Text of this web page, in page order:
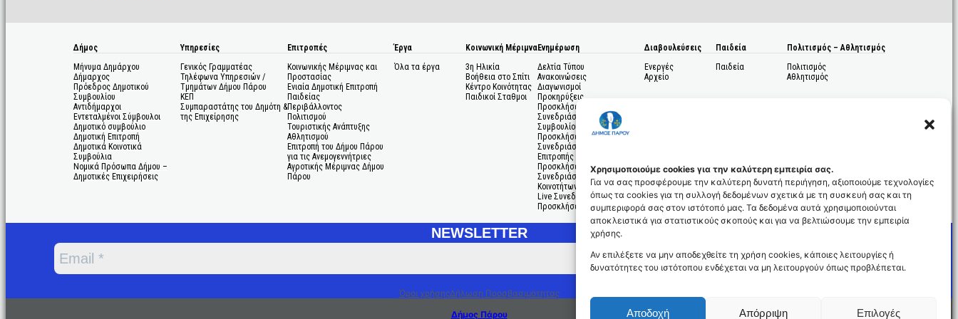
Χρησιμοποιούμε cookies για την καλύτερη εμπειρία σας.
Για να σας προσφέρουμε την καλύτερη δυνατή περιήγηση, αξιοποιούμε τεχνολογίες
όπως τα cookies για τη συλλογή δεδομένων σχετικά με τη συσκευή σας και τη
συμπεριφορά σας στον ιστότοπό μας. Τα δεδομένα αυτά χρησιμοποιούνται
αποκλειστικά για στατιστικούς σκοπούς και για να βελτιώσουμε την εμπειρία
χρήσης.
Αν επιλέξετε να μην αποδεχθείτε τη χρήση cookies, κάποιες λειτουργίες ή
δυνατότητες του ιστότοπου ενδέχεται να μη λειτουργούν όπως προβλέπεται.
Αποδοχή Απόρριψη Επιλογές
Δήμος
Μήνυμα Δημάρχου
Δήμαρχος
Πρόεδρος Δημοτικού
Συμβουλίου
Αντιδήμαρχοι
Εντεταλμένοι Σύμβουλοι
Δημοτικό συμβούλιο
Δημοτική Επιτροπή
Δημοτικά Κοινοτικά
Συμβούλια
Νομικά Πρόσωπα Δήμου –
Δημοτικές Επιχειρήσεις
Υπηρεσίες
Γενικός Γραμματέας
Τηλέφωνα Υπηρεσιών /
Τμημάτων Δήμου Πάρου
ΚΕΠ
Συμπαραστάτης του Δημότη &
της Επιχείρησης
Επιτροπές
Κοινωνικής Μέριμνας και
Προστασίας
Ενιαία Δημοτική Επιτροπή
Παιδείας
Περιβάλλοντος
Πολιτισμού
Τουριστικής Ανάπτυξης
Αθλητισμού
Επιτροπή του Δήμου Πάρου
για τις Ανεμογεννήτριες
Αγροτικής Μέριμνας Δήμου
Πάρου
Έργα
Όλα τα έργα
Κοινωνική Μέριμνα
3η Ηλικία
Βοήθεια στο Σπίτι
Κέντρο Κοινότητας
Παιδικοί Σταθμοι
Ενημέρωση
Δελτία Τύπου
Ανακοινώσεις
Διαγωνισμοί
Προκηρύξεις
Προσκλήσεις σε
Συνεδριάσεις Δημοτικού
Συμβουλίου
Προσκλήσεις σε
Συνεδριάσεις Δημοτικής
Επιτροπής
Προσκλήσεις σε
Συνεδριάσεις Δημοτικών
Κοινοτήτων
Live Συνεδριάσεις
Προσκλήσεις Ενδιαφέροντος
Διαβουλεύσεις
Ενεργές
Αρχείο
Παιδεία
Παιδεία
Πολιτισμός – Αθλητισμός
Πολιτισμός
Αθλητισμός
NEWSLETTER
Όροι χρήσηςΔήλωση Προσβασιμότητας
Δήμος Πάρου